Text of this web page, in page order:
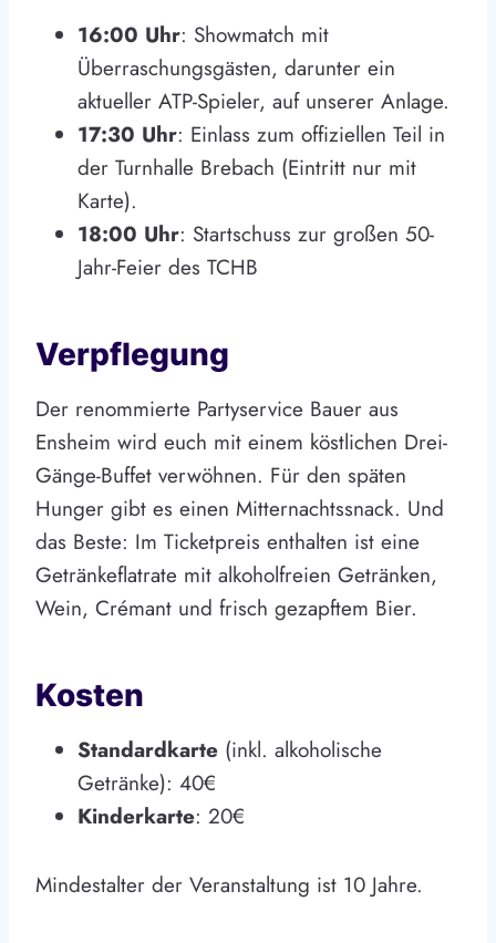
16:00 Uhr: Showmatch mit
Überraschungsgästen, darunter ein
aktueller ATP-Spieler, auf unserer Anlage.
17:30 Uhr: Einlass zum offiziellen Teil in
der Turnhalle Brebach (Eintritt nur mit
Karte).
18:00 Uhr: Startschuss zur großen 50-
Jahr-Feier des TCHB
Verpflegung
Der renommierte Partyservice Bauer aus
Ensheim wird euch mit einem köstlichen Drei-
Gänge-Buffet verwöhnen. Für den späten
Hunger gibt es einen Mitternachtssnack. Und
das Beste: Im Ticketpreis enthalten ist eine
Getränkeflatrate mit alkoholfreien Getränken,
Wein, Crémant und frisch gezapftem Bier.
Kosten
Standardkarte (inkl. alkoholische
Getränke): 40€
Kinderkarte: 20€
Mindestalter der Veranstaltung ist 10 Jahre.